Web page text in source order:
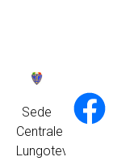
Sede
Centrale
Lungotevere